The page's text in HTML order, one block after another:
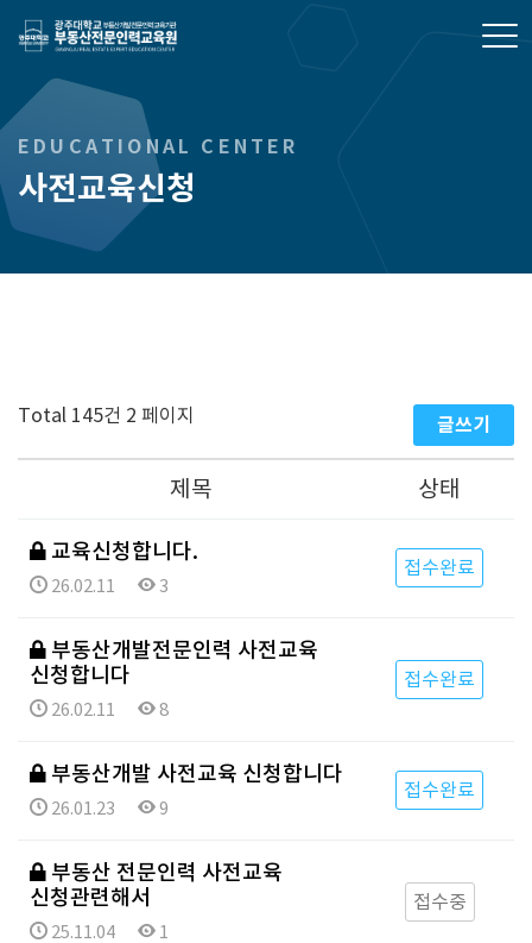
광주대학교 부동산전문인력교육원
EDUCATIONAL CENTER
사전교육신청
Total 145건 2 페이지 글쓰기
제목 상태
교육신청합니다.
26.02.11 3
접수완료
부동산개발전문인력 사전교육
신청합니다
26.02.11 8
접수완료
부동산개발 사전교육 신청합니다
26.01.23 9
접수완료
부동산 전문인력 사전교육
신청관련해서
25.11.04 1
접수중